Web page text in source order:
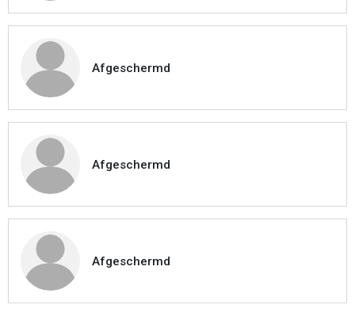
Afgeschermd
Afgeschermd
Afgeschermd